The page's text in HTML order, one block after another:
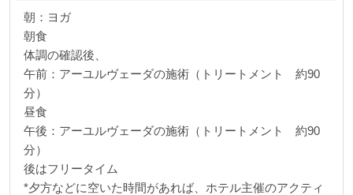
朝：ヨガ
朝食
体調の確認後、
午前：アーユルヴェーダの施術（トリートメント 約90
分）
昼食
午後：アーユルヴェーダの施術（トリートメント 約90
分）
後はフリータイム
*夕方などに空いた時間があれば、ホテル主催のアクティ